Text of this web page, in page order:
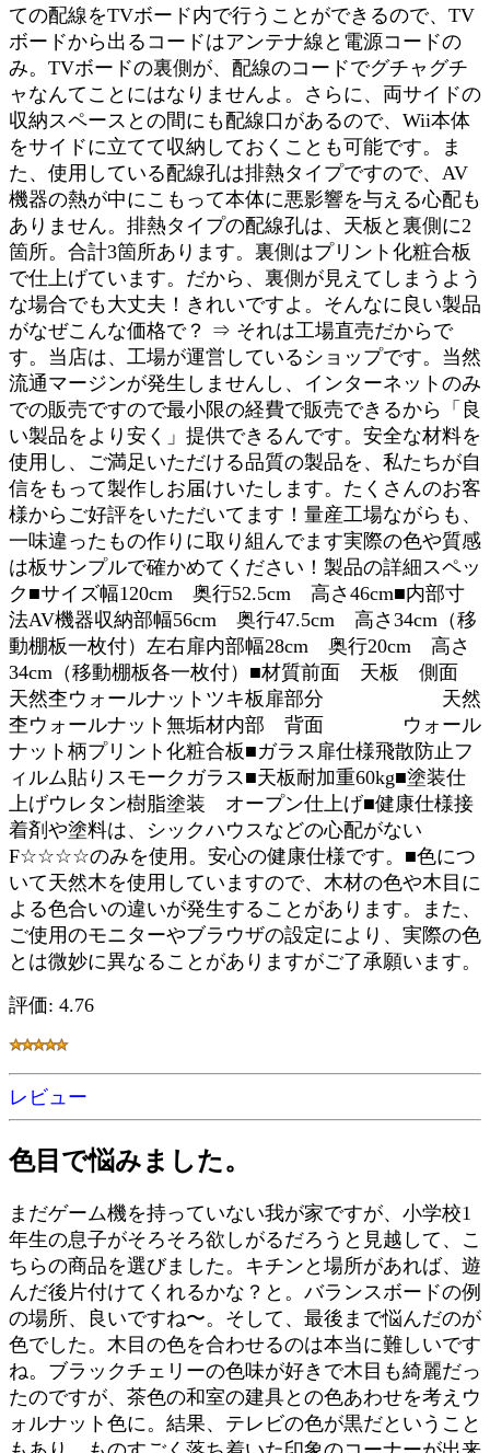
ての配線をTVボード内で行うことができるので、TV
ボードから出るコードはアンテナ線と電源コードの
み。TVボードの裏側が、配線のコードでグチャグチ
ャなんてことにはなりませんよ。さらに、両サイドの
収納スペースとの間にも配線口があるので、Wii本体
をサイドに立てて収納しておくことも可能です。ま
た、使用している配線孔は排熱タイプですので、AV
機器の熱が中にこもって本体に悪影響を与える心配も
ありません。排熱タイプの配線孔は、天板と裏側に2
箇所。合計3箇所あります。裏側はプリント化粧合板
で仕上げています。だから、裏側が見えてしまうよう
な場合でも大丈夫！きれいですよ。そんなに良い製品
がなぜこんな価格で？ ⇒ それは工場直売だからで
す。当店は、工場が運営しているショップです。当然
流通マージンが発生しませんし、インターネットのみ
での販売ですので最小限の経費で販売できるから「良
い製品をより安く」提供できるんです。安全な材料を
使用し、ご満足いただける品質の製品を、私たちが自
信をもって製作しお届けいたします。たくさんのお客
様からご好評をいただいてます！量産工場ながらも、
一味違ったもの作りに取り組んでます実際の色や質感
は板サンプルで確かめてください！製品の詳細スペッ
ク■サイズ幅120cm 奥行52.5cm 高さ46cm■内部寸
法AV機器収納部幅56cm 奥行47.5cm 高さ34cm（移
動棚板一枚付）左右扉内部幅28cm 奥行20cm 高さ
34cm（移動棚板各一枚付）■材質前面 天板 側面
天然杢ウォールナットツキ板扉部分 天然
杢ウォールナット無垢材内部 背面 ウォール
ナット柄プリント化粧合板■ガラス扉仕様飛散防止フ
ィルム貼りスモークガラス■天板耐加重60kg■塗装仕
上げウレタン樹脂塗装 オープン仕上げ■健康仕様接
着剤や塗料は、シックハウスなどの心配がない
F☆☆☆☆のみを使用。安心の健康仕様です。■色につ
いて天然木を使用していますので、木材の色や木目に
よる色合いの違いが発生することがあります。また、
ご使用のモニターやブラウザの設定により、実際の色
とは微妙に異なることがありますがご了承願います。
評価: 4.76
レビュー
色目で悩みました。
まだゲーム機を持っていない我が家ですが、小学校1
年生の息子がそろそろ欲しがるだろうと見越して、こ
ちらの商品を選びました。キチンと場所があれば、遊
んだ後片付けてくれるかな？と。バランスボードの例
の場所、良いですね〜。そして、最後まで悩んだのが
色でした。木目の色を合わせるのは本当に難しいです
ね。ブラックチェリーの色味が好きで木目も綺麗だっ
たのですが、茶色の和室の建具との色あわせを考えウ
ォルナット色に。結果、テレビの色が黒だということ